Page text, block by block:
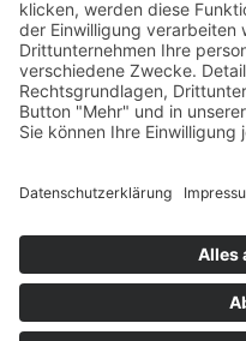
Cookie-Einstellungen
Programmkino.de richtet sich
Geschlechts. Zur besseren
auf eine Doppelnennung oder